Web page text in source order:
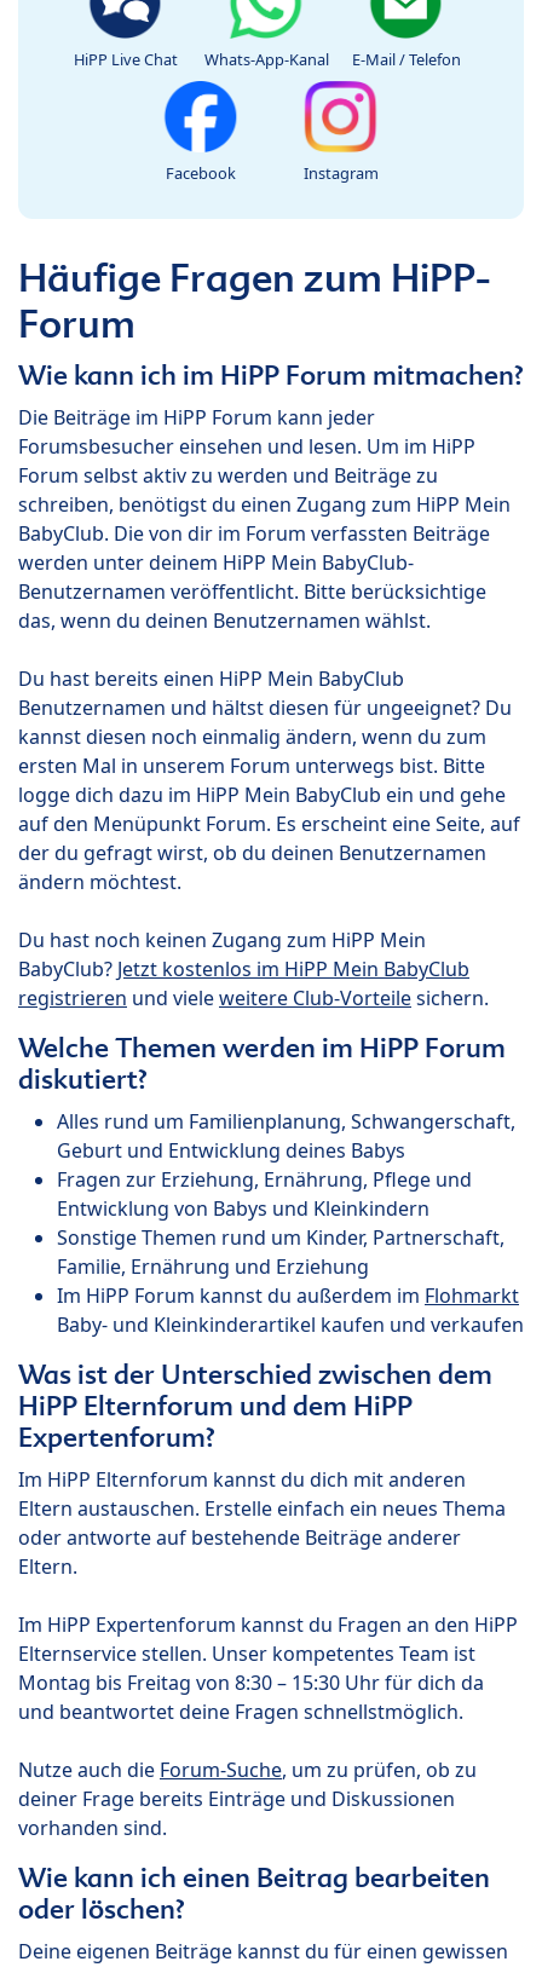
HiPP Live Chat Whats-App-Kanal E-Mail / Telefon
Facebook Instagram
Häufige Fragen zum HiPP-
Forum
Wie kann ich im HiPP Forum mitmachen?
Die Beiträge im HiPP Forum kann jeder
Forumsbesucher einsehen und lesen. Um im HiPP
Forum selbst aktiv zu werden und Beiträge zu
schreiben, benötigst du einen Zugang zum HiPP Mein
BabyClub. Die von dir im Forum verfassten Beiträge
werden unter deinem HiPP Mein BabyClub-
Benutzernamen veröffentlicht. Bitte berücksichtige
das, wenn du deinen Benutzernamen wählst.
Du hast bereits einen HiPP Mein BabyClub
Benutzernamen und hältst diesen für ungeeignet? Du
kannst diesen noch einmalig ändern, wenn du zum
ersten Mal in unserem Forum unterwegs bist. Bitte
logge dich dazu im HiPP Mein BabyClub ein und gehe
auf den Menüpunkt Forum. Es erscheint eine Seite, auf
der du gefragt wirst, ob du deinen Benutzernamen
ändern möchtest.
Du hast noch keinen Zugang zum HiPP Mein
BabyClub? Jetzt kostenlos im HiPP Mein BabyClub
registrieren und vieleweitere Club-Vorteilesichern.
Welche Themen werden im HiPP Forum
diskutiert?
Alles rund um Familienplanung, Schwangerschaft,
Geburt und Entwicklung deines Babys
Fragen zur Erziehung, Ernährung, Pflege und
Entwicklung von Babys und Kleinkindern
Sonstige Themen rund um Kinder, Partnerschaft,
Familie, Ernährung und Erziehung
Im HiPP Forum kannst du außerdem im Flohmarkt
Baby- und Kleinkinderartikel kaufen und verkaufen
Was ist der Unterschied zwischen dem
HiPP Elternforum und dem HiPP
Expertenforum?
Im HiPP Elternforum kannst du dich mit anderen
Eltern austauschen. Erstelle einfach ein neues Thema
oder antworte auf bestehende Beiträge anderer
Eltern.
Im HiPP Expertenforum kannst du Fragen an den HiPP
Elternservice stellen. Unser kompetentes Team ist
Montag bis Freitag von 8:30 – 15:30 Uhr für dich da
und beantwortet deine Fragen schnellstmöglich.
Nutze auch die Forum-Suche, um zu prüfen, ob zu
deiner Frage bereits Einträge und Diskussionen
vorhanden sind.
Wie kann ich einen Beitrag bearbeiten
oder löschen?
Deine eigenen Beiträge kannst du für einen gewissen